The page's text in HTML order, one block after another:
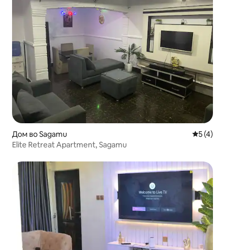
Дом во Sagamu
5 (4)
Elite Retreat Apartment, Sagamu